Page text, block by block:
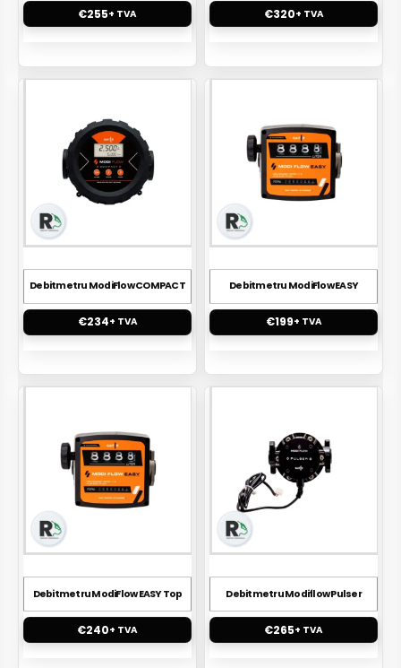
€255+ TVA €320+ TVA
Debitmetru ModiFlow COMPACT
€234+ TVA
Debitmetru ModiFlow EASY
€199+ TVA
Debitmetru ModiFlow EASY Top
€240+ TVA
Debitmetru Modiflow Pulser
€265+ TVA